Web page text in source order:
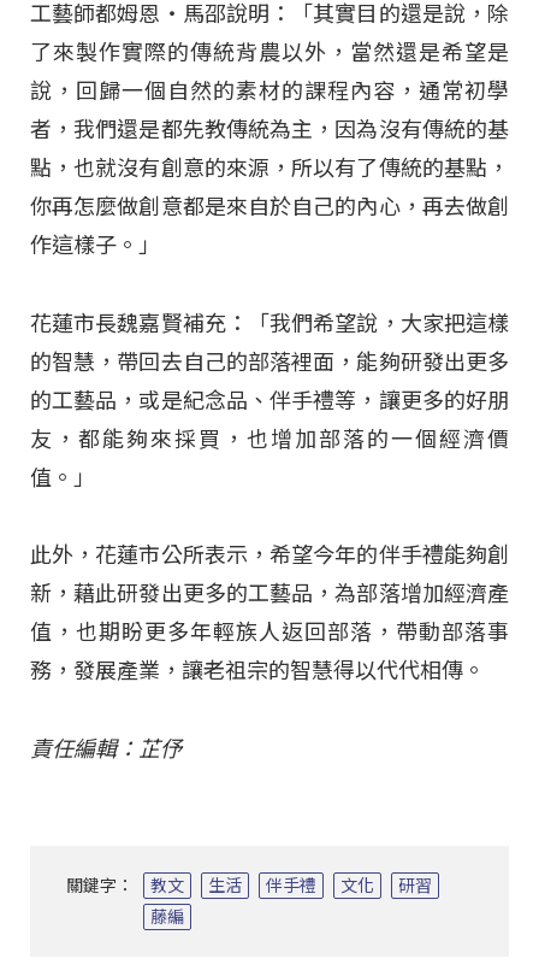
工藝師都姆恩‧馬邵說明：「其實目的還是說，除
了來製作實際的傳統背農以外，當然還是希望是
說，回歸一個自然的素材的課程內容，通常初學
者，我們還是都先教傳統為主，因為沒有傳統的基
點，也就沒有創意的來源，所以有了傳統的基點，
你再怎麼做創意都是來自於自己的內心，再去做創
作這樣子。」
花蓮市長魏嘉賢補充：「我們希望說，大家把這樣
的智慧，帶回去自己的部落裡面，能夠研發出更多
的工藝品，或是紀念品、伴手禮等，讓更多的好朋
友，都能夠來採買，也增加部落的一個經濟價
值。」
此外，花蓮市公所表示，希望今年的伴手禮能夠創
新，藉此研發出更多的工藝品，為部落增加經濟產
值，也期盼更多年輕族人返回部落，帶動部落事
務，發展產業，讓老祖宗的智慧得以代代相傳。
責任編輯：芷伃
關鍵字： 教文 生活 伴手禮 文化
研習
藤編